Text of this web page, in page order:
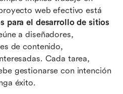
web efectivo está
para el desarrollo de sitios
a diseñadores,
de contenido,
Cada tarea,
gestionarse con intención
éxito.
para la gestión de
de sitios web:
la gestión de proyectos
medir el éxito de un